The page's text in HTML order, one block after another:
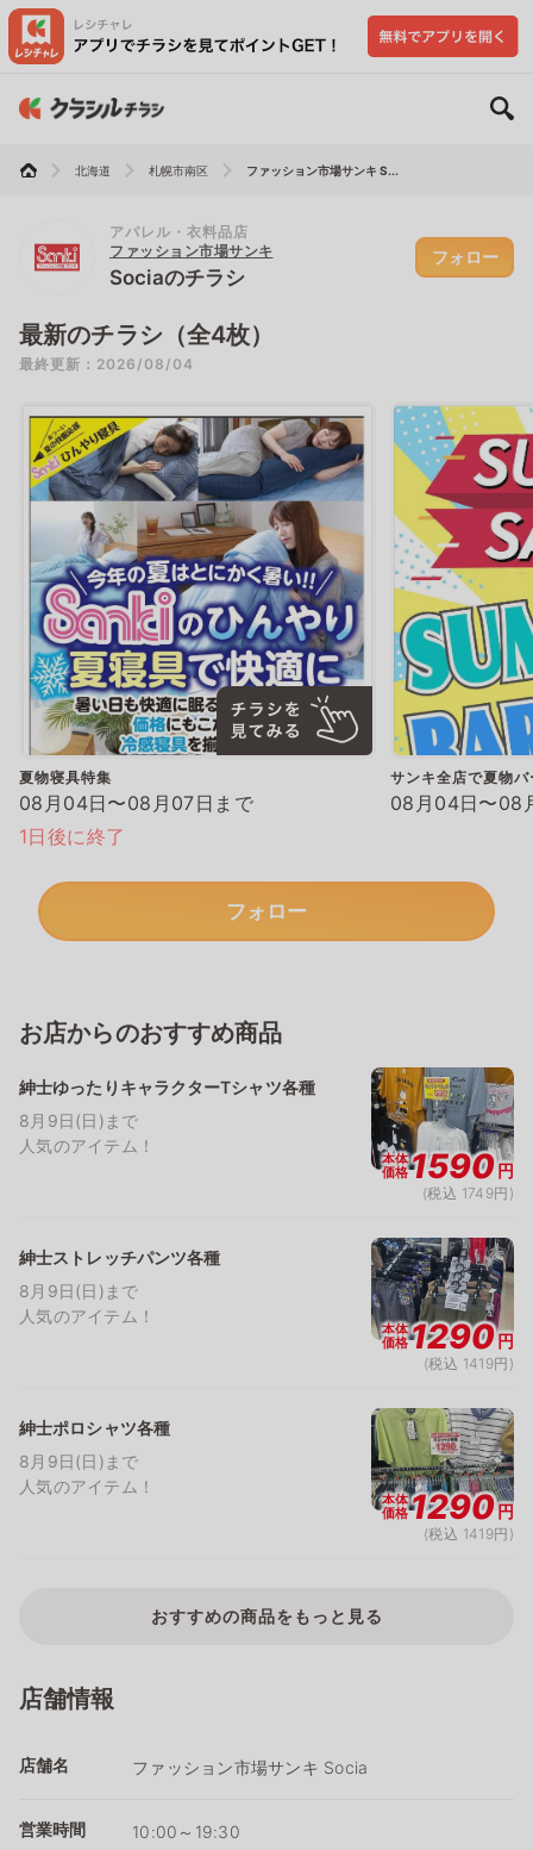
北海道 札幌市南区 ファッション市場サンキ S...
アパレル・衣料品店
ファッション市場サンキ
Sociaのチラシ
フォロー
最新のチラシ（全4枚）
最終更新：2026/08/04
夏物寝具特集
08月04日〜08月07日まで
1日後に終了
サンキ全店で夏物
08月04日〜08
フォロー
お店からのおすすめ商品
紳士ゆったりキャラクターTシャツ各種
8月9日(日)まで
人気のアイテム！
本体
価格1590円
(税込 1749円)
紳士ストレッチパンツ各種
8月9日(日)まで
人気のアイテム！
本体
価格1290円
(税込 1419円)
紳士ポロシャツ各種
8月9日(日)まで
人気のアイテム！
本体
価格1290円
(税込 1419円)
おすすめの商品をもっと見る
店舗情報
店舗名 ファッション市場サンキ Socia
営業時間 10:00～19:30